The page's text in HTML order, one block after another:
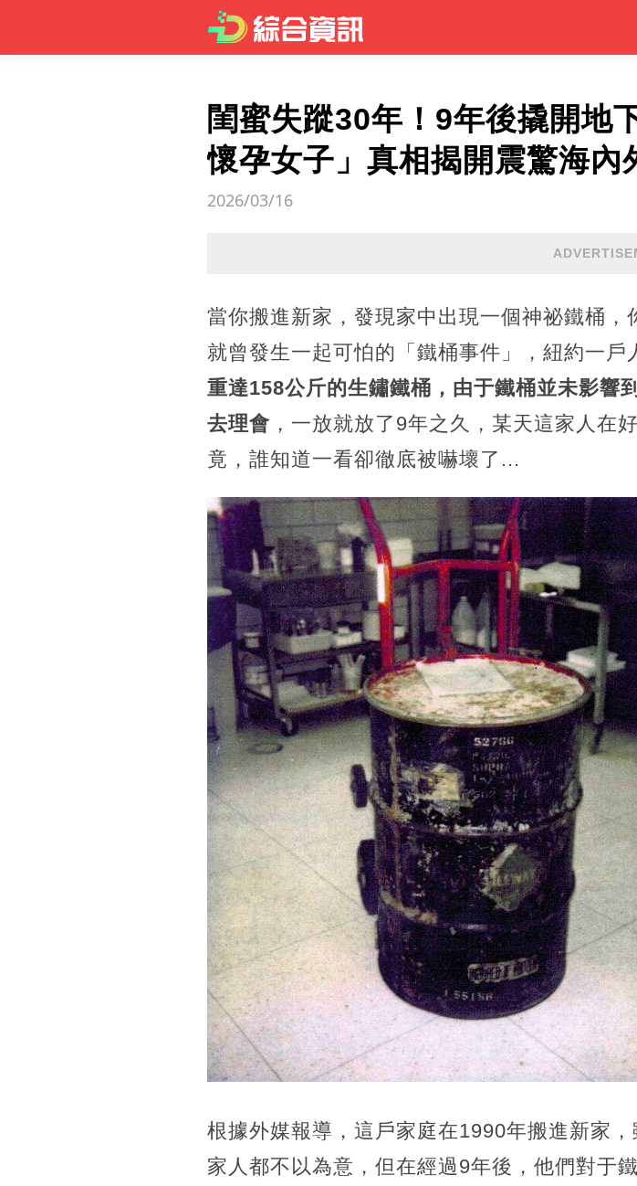
閨蜜失蹤30年！9年後撬開地
懷孕女子」真相揭開震驚海內
2026/03/16
當你搬進新家，發現家中出現一個神祕鐵桶
就曾發生一起可怕的「鐵桶事件」，紐約一戶
重達158公斤的生鏽鐵桶，由于鐵桶並未影響
去理會 ，一放就放了9年之久，某天這家人在
竟，誰知道一看卻徹底被嚇壞了...
根據外媒報導，這戶家庭在1990年搬進新家
家人都不以為意，但在經過9年後，他們對于